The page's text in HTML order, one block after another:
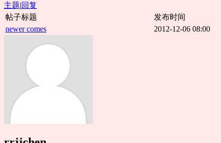
主题|回复
帖子标题
发布时间
newer comes
2012-12-06 08:00